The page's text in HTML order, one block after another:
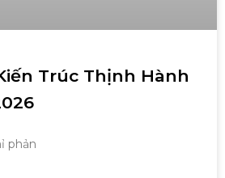
Trúc Thịnh Hành
phản